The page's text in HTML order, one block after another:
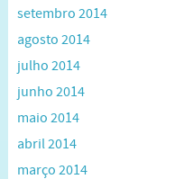
setembro 2014
agosto 2014
julho 2014
junho 2014
maio 2014
abril 2014
março 2014